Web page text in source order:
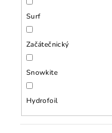
Surf
Začátečnický
Snowkite
Hydrofoil